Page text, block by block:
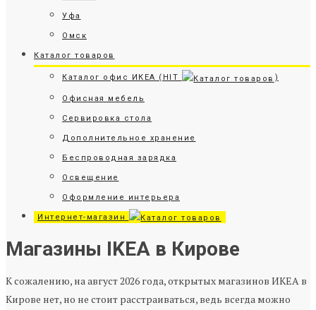
Уфа
Омск
Каталог товаров
Каталог офис ИКЕА (HIT )
Офисная мебель
Сервировка стола
Дополнительное хранение
Беспроводная зарядка
Освещение
Оформление интерьера
Интернет-магазин
Магазины IKEA в Кирове
К сожалению, на август 2026 года, открытых магазинов ИКЕА в
Кирове нет, но не стоит расстраиваться, ведь всегда можно